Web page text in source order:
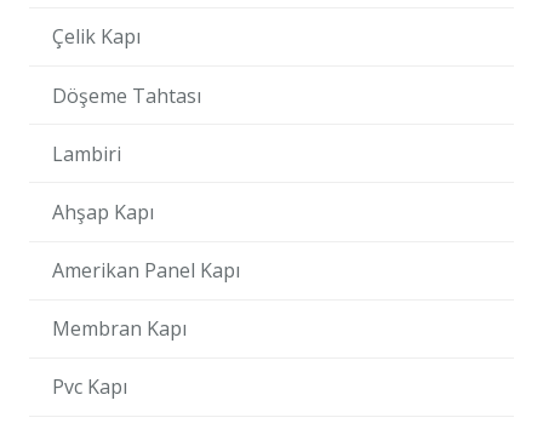
Çelik Kapı
Döşeme Tahtası
Lambiri
Ahşap Kapı
Amerikan Panel Kapı
Membran Kapı
Pvc Kapı